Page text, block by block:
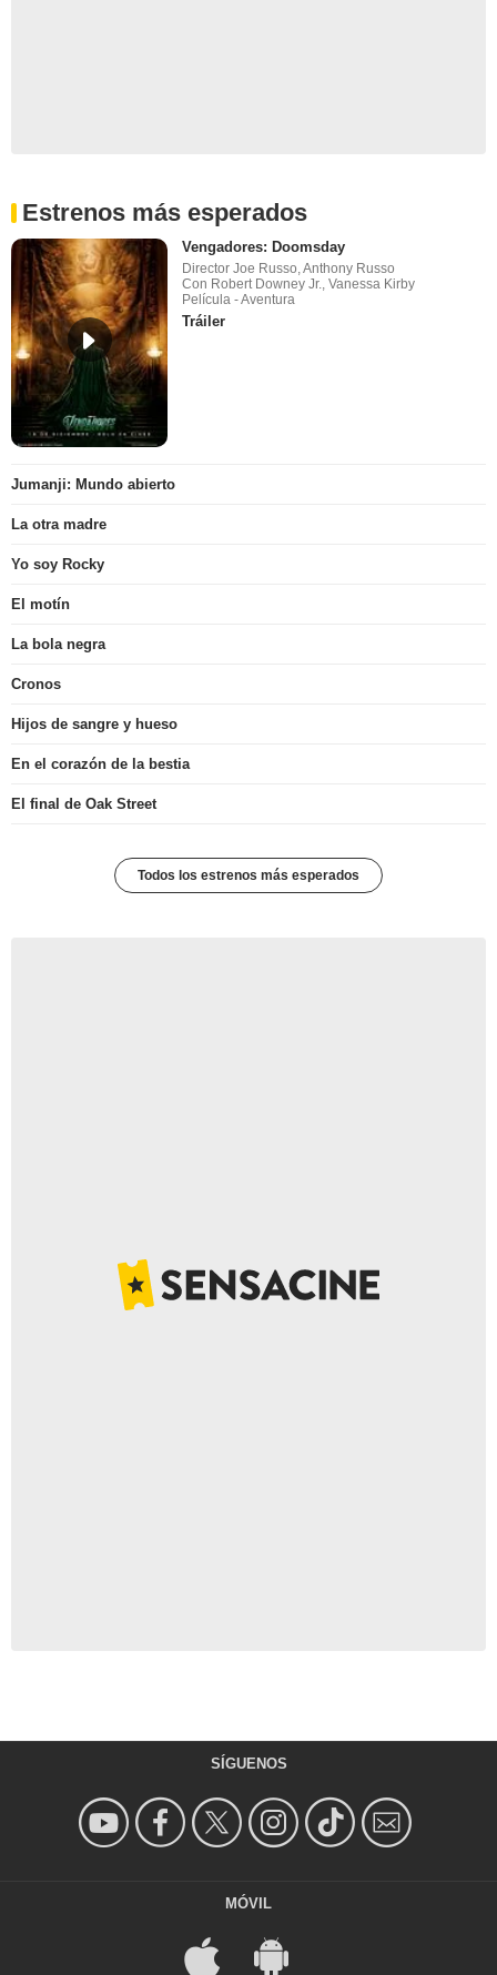
Estrenos más esperados
Vengadores: Doomsday
Director Joe Russo, Anthony Russo
Con Robert Downey Jr., Vanessa Kirby
Película - Aventura
Tráiler
Jumanji: Mundo abierto
La otra madre
Yo soy Rocky
El motín
La bola negra
Cronos
Hijos de sangre y hueso
En el corazón de la bestia
El final de Oak Street
Todos los estrenos más esperados
SÍGUENOS
MÓVIL